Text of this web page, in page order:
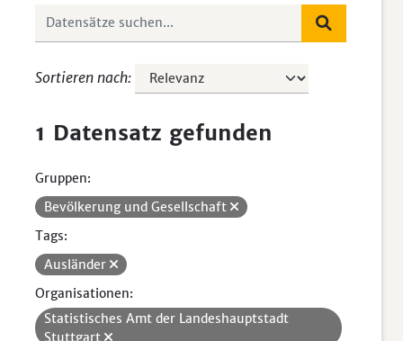
Sortieren nach
1 Datensatz gefunden
Gruppen:
Bevölkerung und Gesellschaft
Tags:
Ausländer
Organisationen:
Statistisches Amt der Landeshauptstadt
Stuttgart